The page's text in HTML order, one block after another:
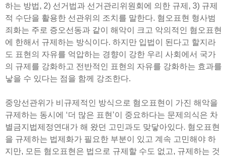
하는 방법, 2) 선거법과 선거관리위원회에 의한 규제, 3) 규제
적 수단을 활용한 선관위의 조치를 말한다. 혐오표현 형사범
죄화는 주로 증오선동과 같이 해악이 크고 악의적인 혐오표현
에 한해서 규제하는 방식이다. 하지만 입법이 된다고 할지라
도 표현의 자유를 억압하는 경향이 강한 우리 사회에서 국가
의 규제를 강화하고 전반적인 표현의 자유를 강화하는 효과를
낳을 수 있다는 점을 함께 강조한다.
중앙선관위가 비규제적인 방식으로 혐오표현이 가진 해악을
규제하는 동시에 ‘더 많은 표현’이 중요하다는 문제의식은 차
별금지법제정연대가 해 왔던 고민과도 맞닿아있다. 혐오표현
을 규제하는 법제화가 필요한 부분이 있고 계속 고민해야 하
지만, 모든 혐오표현은 법으로 규제할 수도 없고, 규제하는 것